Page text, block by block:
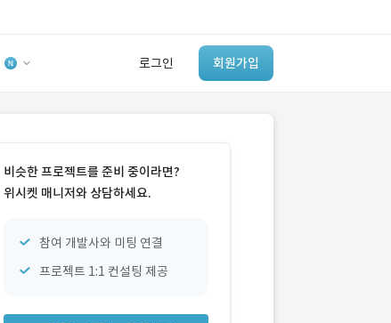
로그인 회원가입
‘이런 거’ 만들어본
개발 회사 있어?
비슷한 프로젝트를 준비 중이라면?
위시켓 매니저와 상담하세요.
참여 개발사와 미팅 연결
프로젝트 1:1 컨설팅 제공